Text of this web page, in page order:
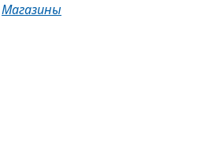
Магазины